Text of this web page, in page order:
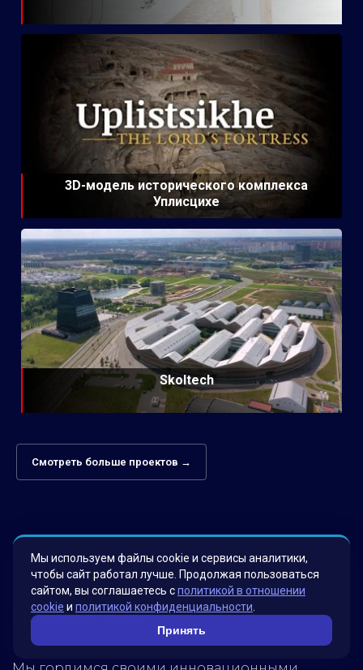
3D-модель исторического комплекса
Уплисцихе
Skoltech
Смотреть больше проектов →
Факты о нас
Мы используем файлы cookie и сервисы аналитики,
чтобы сайт работал лучше. Продолжая пользоваться
сайтом, вы соглашаетесь сполитикой в отношении
cookie и политикой конфиденциальности
Принять